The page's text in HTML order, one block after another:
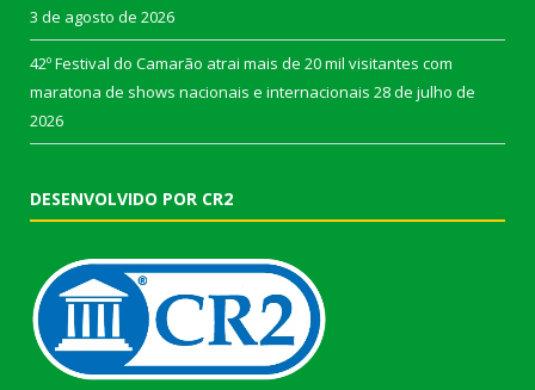
3 de agosto de 2026
42º Festival do Camarão atrai mais de 20 mil visitantes com
maratona de shows nacionais e internacionais 28 de julho de
2026
DESENVOLVIDO POR CR2